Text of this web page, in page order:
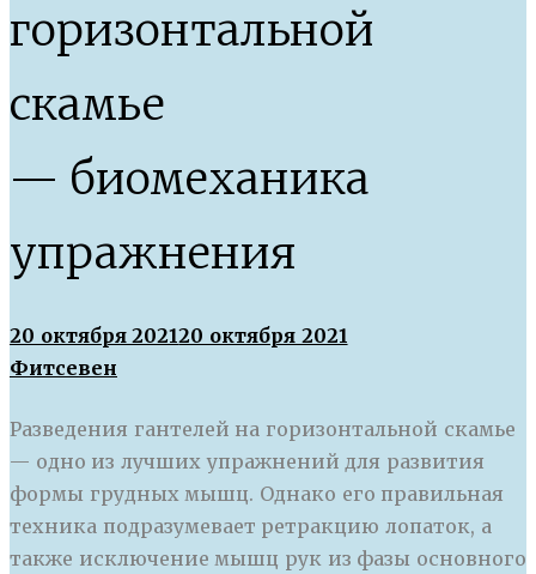
горизонтальной
скамье
— биомеханика
упражнения
20 октября 202120 октября 2021
Фитсевен
Разведения гантелей на горизонтальной скамье
— одно из лучших упражнений для развития
формы грудных мышц. Однако его правильная
техника подразумевает ретракцию лопаток, а
также исключение мышц рук из фазы основного